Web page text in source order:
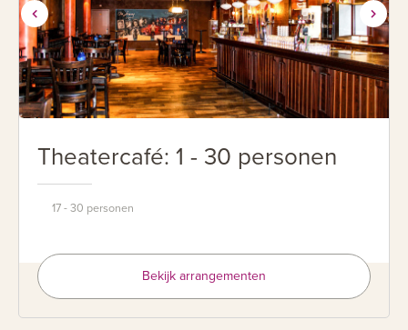
Theatercafé: 1 - 30 personen
17 - 30 personen
Bekijk arrangementen